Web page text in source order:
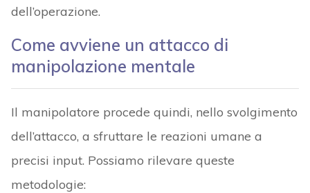
dell’operazione.
Come avviene un attacco di
manipolazione mentale
Il manipolatore procede quindi, nello svolgimento
dell’attacco, a sfruttare le reazioni umane a
precisi input. Possiamo rilevare queste
metodologie: